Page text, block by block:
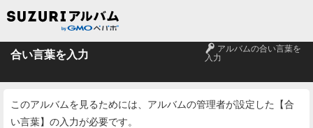
合い言葉を入力 🔑 アルバムの合い言葉を
入力
このアルバムを見るためには、アルバムの管理者が設定した【合
い言葉】の入力が必要です。